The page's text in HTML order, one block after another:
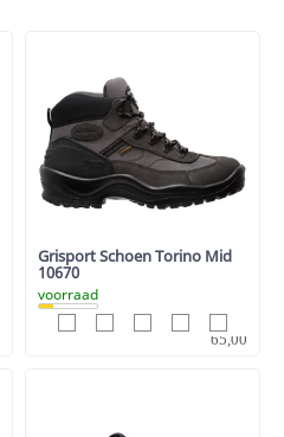
Grisport Schoen Torino Mid
10670
voorraad
53,72
65,00